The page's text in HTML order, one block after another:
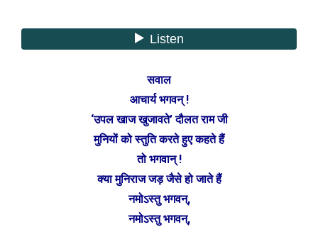
सवाल
आचार्य भगवन् !
‘उपल खाज खुजावते’ दौलत राम जी
मुनियों को स्तुति करते हुए कहते हैं
तो भगवान् !
क्या मुनिराज जड़ जैसे हो जाते हैं
नमोऽस्तु भगवन्,
नमोऽस्तु भगवन्,